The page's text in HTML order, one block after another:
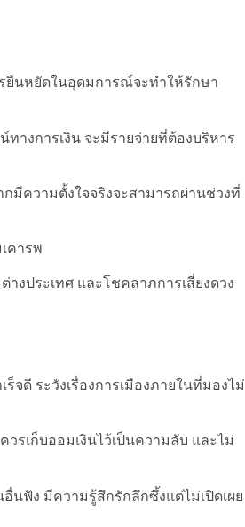
ยืนหยัดในอุดมการณ์จะทำให้รักษา
างการเงิน จะมีรายจ่ายที่ต้องบริหาร
มีความตั้งใจจริงจะสามารถผ่านช่วงที่
คารพ
งประเทศ และโชคลาภการเสี่ยงดวง
ดี ระวังเรื่องการเมืองภายในที่มองไม่
รเก็บออมเงินไว้เป็นความลับ และไม่
ฟัง มีความรู้สึกรักลึกซึ้งแต่ไม่เปิดเผย